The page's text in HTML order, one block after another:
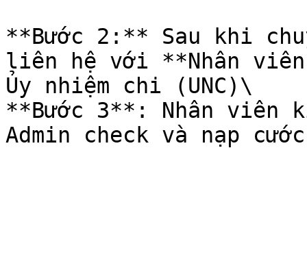
**Bước 2:** Sau khi
liên hệ với **Nhân
Ủy nhiệm chi (UNC)\
**Bước 3**: Nhân viên